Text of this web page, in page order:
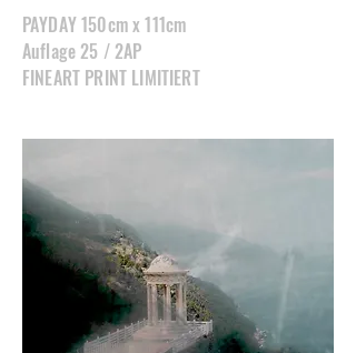
PAYDAY 150cm x 111cm
Auflage 25 / 2AP
FINEART PRINT LIMITIERT